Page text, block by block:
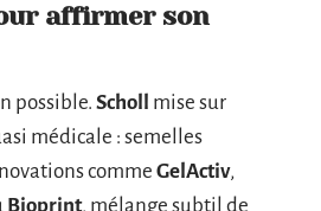
affirmer son
possible. Scholl mise sur
médicale : semelles
comme GelActiv,
Bioprint, mélange subtil de